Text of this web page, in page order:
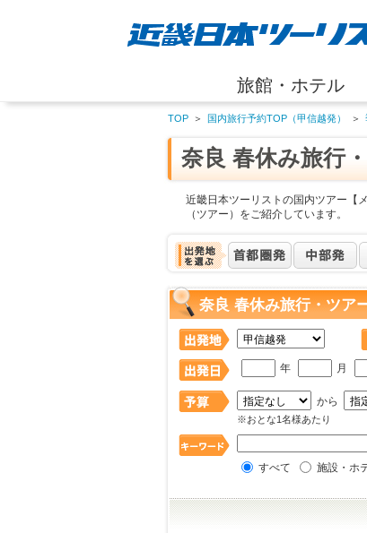
旅館・ホテル
TOP ＞ 国内旅行予約TOP（甲信越発） ＞
奈良 春休み旅行
近畿日本ツーリストの国内ツアー【
（ツアー）をご紹介しています。
奈良 春休み旅行・ツア
年 月
から
※おとな1名様あたり
すべて 施設・ホ